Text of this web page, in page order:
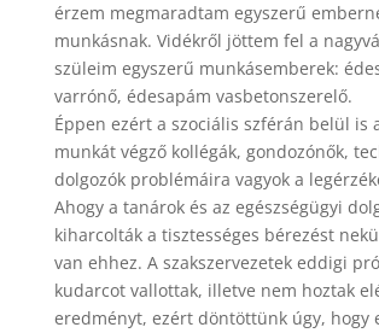
érzem megmaradtam egyszerű
munkásnak. Vidékről jöttem fel a
szüleim egyszerű munkásemberek:
varrónő, édesapám vasbetonszerelő.
Éppen ezért a szociális szférán belül is
munkát végző kollégák, gondozónők,
dolgozók problémáira vagyok a
Ahogy a tanárok és az egészségügyi
kiharcolták a tisztességes bérezést
van ehhez. A szakszervezetek eddigi
kudarcot vallottak, illetve nem hoztak
eredményt, ezért döntöttünk úgy, hogy